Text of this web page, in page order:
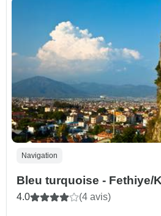
Navigation
Bleu turquoise - Fethiye/
4.0 (4 avis)